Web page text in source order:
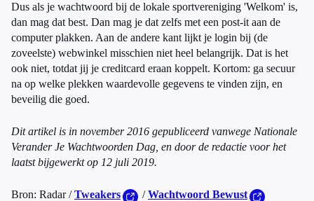
Dus als je wachtwoord bij de lokale sportvereniging 'Welkom' is,
dan mag dat best. Dan mag je dat zelfs met een post-it aan de
computer plakken. Aan de andere kant lijkt je login bij (de
zoveelste) webwinkel misschien niet heel belangrijk. Dat is het
ook niet, totdat jij je creditcard eraan koppelt. Kortom: ga secuur
na op welke plekken waardevolle gegevens te vinden zijn, en
beveilig die goed.
Dit artikel is in november 2016 gepubliceerd vanwege Nationale
Verander Je Wachtwoorden Dag, en door de redactie voor het
laatst bijgewerkt op 12 juli 2019.
Bron: Radar /Tweakers /Wachtwoord Bewust